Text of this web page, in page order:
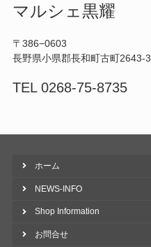
マルシェ黒耀
〒386−0603
長野県小県郡長和町古町2643-3
TEL 0268-75-8735
ホーム
NEWS-INFO
Shop Information
お問合せ